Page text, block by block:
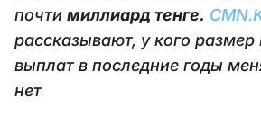
почти миллиард тенге.
рассказывают, у кого
выплат в последние годы
нет